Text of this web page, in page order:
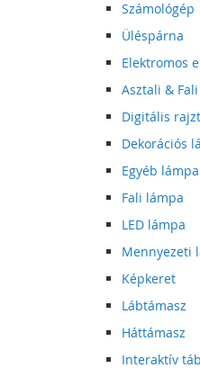
Számológép
Üléspárna
Elektromos
Asztali &
Digitális
Dekorációs
Egyéb lámpa
Fali lámpa
LED lámpa
Mennyezeti
Képkeret
Lábtámasz
Háttámasz
Interaktív